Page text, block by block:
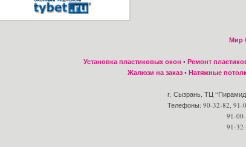
Мир
Установка пластиковых окон • Ремонт
Жалюзи на заказ • Натяжные
г. Сызрань, ТЦ
Телефоны: 90-32-82, 91-
91-
91-